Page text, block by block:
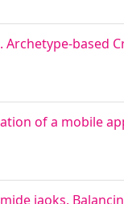
based
of a mobile
jaoks.